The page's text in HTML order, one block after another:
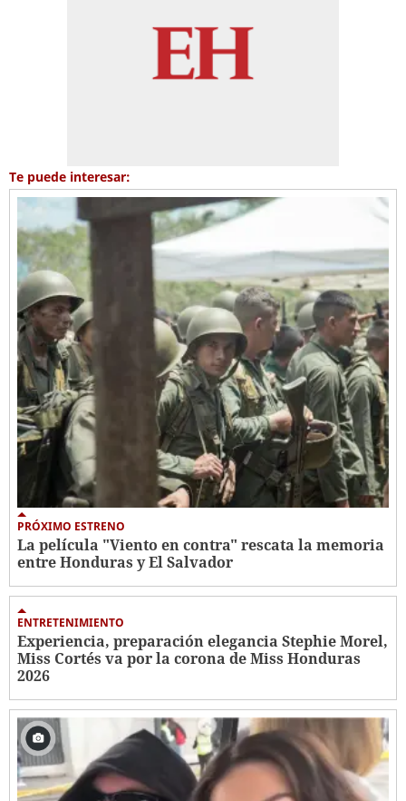
Te puede interesar:
PRÓXIMO ESTRENO
La película "Viento en contra" rescata la memoria
entre Honduras y El Salvador
ENTRETENIMIENTO
Experiencia, preparación elegancia Stephie Morel,
Miss Cortés va por la corona de Miss Honduras
2026